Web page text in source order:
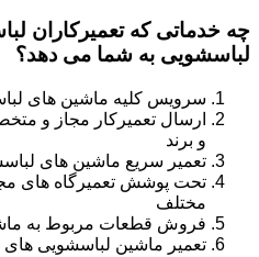
چه خدماتی که تعمیرکاران
لباسشویی به شما می دهد؟
سرویس کلیه ماشین های
ارسال تعمیرکار مجاز و
و برند
تعمیر سریع ماشین های
تحت پوشش تعمیرگاه های
مختلف
فروش قطعات مربوط به
تعمیر ماشین لباسشویی های